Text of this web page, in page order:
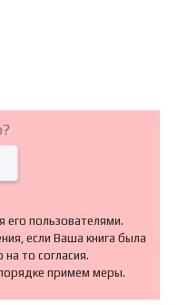
его пользователями.
если Ваша книга была
то согласия.
примем меры.